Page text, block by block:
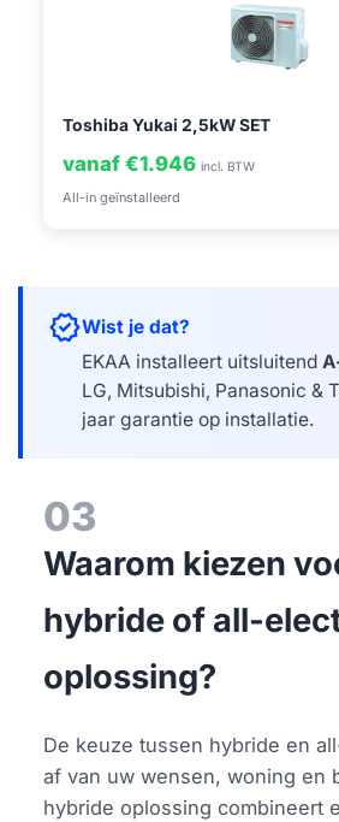
Toshiba Yukai 2,5kW SET
vanaf €1.946 incl. BTW
All-in geïnstalleerd
verifiedWist je dat?
EKAA installeert uitsluitend
LG, Mitsubishi, Panasonic &
jaar garantie op installatie.
03
Waarom kiezen
hybride of all-
oplossing?
De keuze tussen hybride en
af van uw wensen, woning en
hybride oplossing combineert